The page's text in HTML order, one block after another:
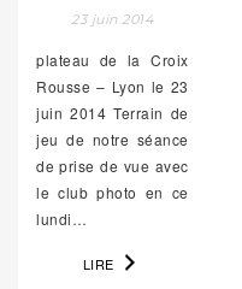
23 juin 2014
plateau de la Croix
Rousse – Lyon le 23
juin 2014 Terrain de
jeu de notre séance
de prise de vue avec
le club photo en ce
lundi…
LIRE